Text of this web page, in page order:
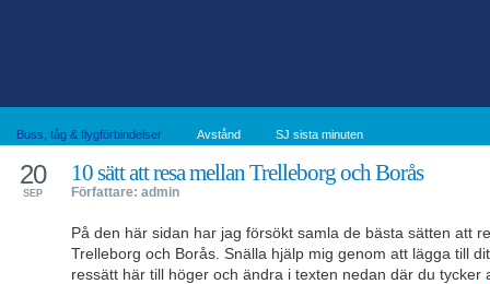
Buss, tåg & flygförbindelser Avstånd SJ sista minuten
10 sätt att resa mellan Trelleborg och Borås
Författare: admin
20
SEP
På den här sidan har jag försökt samla de bästa sätten att
Trelleborg och Borås. Snälla hjälp mig genom att lägga till
ressätt här till höger och ändra i texten nedan där du tycker